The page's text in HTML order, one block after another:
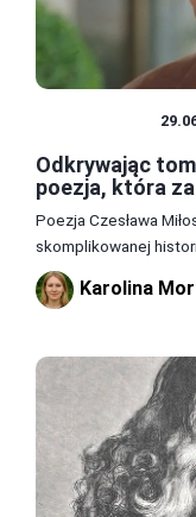
Odkrywając
poezja, która
Poezja Czesława
skomplikowanej
Karolina